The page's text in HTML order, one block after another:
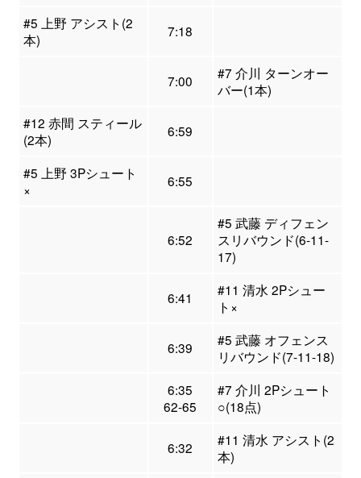
#5 上野 アシスト(2
本)
7:18
7:00
#7 介川 ターンオー
バー(1本)
#12 赤間 スティール
(2本)
6:59
#5 上野 3Pシュート
×
6:55
6:52
#5 武藤 ディフェン
スリバウンド(6-11-
17)
6:41
#11 清水 2Pシュー
ト×
6:39
#5 武藤 オフェンス
リバウンド(7-11-18)
6:35
62-65
#7 介川 2Pシュート
○(18点)
6:32
#11 清水 アシスト(2
本)